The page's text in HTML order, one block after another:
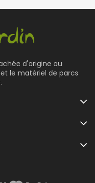
d'origine ou
le matériel de parcs